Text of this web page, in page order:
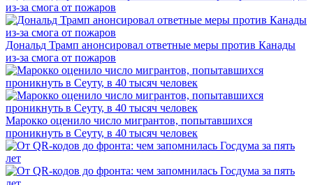
Дональд Трамп анонсировал ответные меры против Канады
из-за смога от пожаров
Марокко оценило число мигрантов, попытавшихся
проникнуть в Сеуту, в 40 тысяч человек